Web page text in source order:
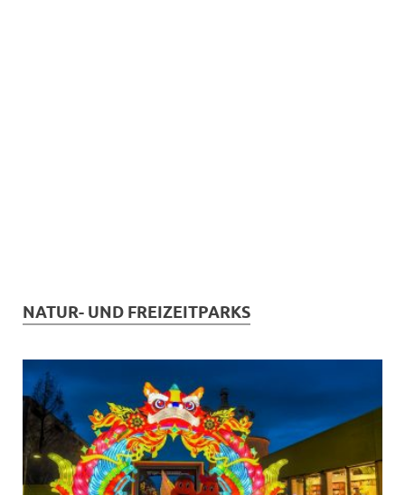
NATUR- UND FREIZEITPARKS